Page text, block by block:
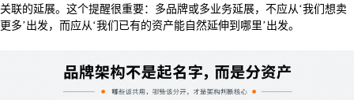
关联的延展。这个提醒很重要：多品牌或多业务延展，不应从‘我们想卖
更多’出发，而应从‘我们已有的资产能自然延伸到哪里’出发。